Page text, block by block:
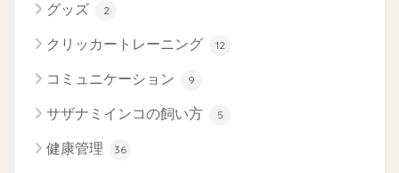
グッズ 2
クリッカートレーニング 12
コミュニケーション 9
サザナミインコの飼い方 5
健康管理 36